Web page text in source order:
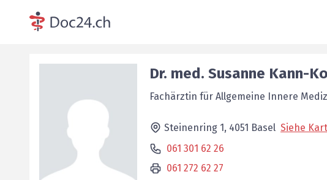
Dr. med. Susanne Kann-
Fachärztin für Allgemeine Innere
Steinenring 1, 4051 Basel Siehe
061 301 62 26
061 272 62 27